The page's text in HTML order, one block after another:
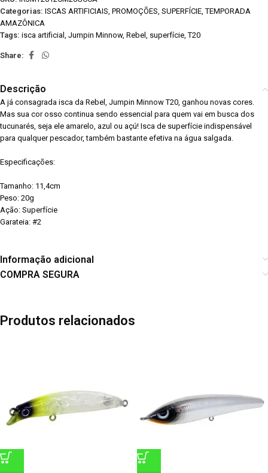
Categorias: ISCAS ARTIFICIAIS, PROMOÇÕES, SUPERFÍCIE, TEMPORADA
AMAZÔNICA
Tags: isca artificial , Jumpin Minnow, Rebel , superfície, T20
Share:
Descrição
A já consagrada isca da Rebel, Jumpin Minnow T20, ganhou novas cores.
Mas sua cor osso continua sendo essencial para quem vai em busca dos
tucunarés, seja ele amarelo, azul ou açú! Isca de superfície indispensável
para qualquer pescador, também bastante efetiva na água salgada.
Especificações:
Tamanho: 11,4cm
Peso: 20g
Ação: Superfície
Garateia: #2
Informação adicional
COMPRA SEGURA
Produtos relacionados